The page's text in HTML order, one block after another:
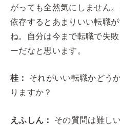
がっても全然気にしません
依存するとあまりいい転職
ね。自分は今まで転職で失
ーだなと思います。
桂： それがいい転職かどう
りますか？
えふしん： その質問は難し